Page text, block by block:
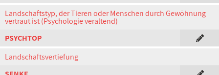
Landschaftstyp, der Tieren oder Menschen durch Gewöhnung
vertraut ist (Psychologie veraltend)
PSYCHTOP
Landschaftsvertiefung